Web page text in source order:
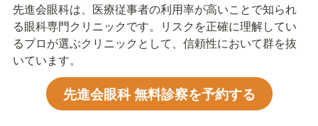
先進会眼科は、医療従事者の利用率が高いことで知られ
る眼科専門クリニックです。リスクを正確に理解してい
るプロが選ぶクリニックとして、信頼性において群を抜
いています。
先進会眼科 無料診察を予約する